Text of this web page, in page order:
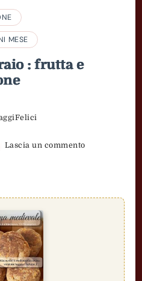
MESE
: frutta e
Lascia un commentosu
: